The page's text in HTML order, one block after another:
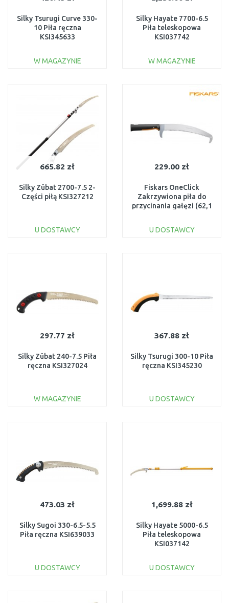
Silky Tsurugi Curve 330-
10 Piła ręczna
KSI345633
W MAGAZYNIE
Silky Hayate 7700-6.5
Piła teleskopowa
KSI037742
W MAGAZYNIE
Do porównania
665.82 zł
Silky Zübat 2700-7.5 2-
Części piłą KSI327212
U DOSTAWCY
229.00 zł
Fiskars OneClick
Zakrzywiona piła do
przycinania gałęzi (62,1
U DOSTAWCY
297.77 zł
Silky Zübat 240-7.5 Piła
ręczna KSI327024
W MAGAZYNIE
367.88 zł
Silky Tsurugi 300-10 Piła
ręczna KSI345230
U DOSTAWCY
473.03 zł
Silky Sugoi 330-6.5-5.5
Piła ręczna KSI639033
U DOSTAWCY
1,699.88 zł
Silky Hayate 5000-6.5
Piła teleskopowa
KSI037142
U DOSTAWCY